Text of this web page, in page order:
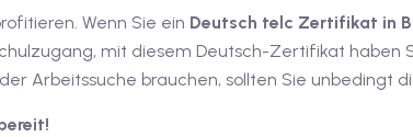
Wenn Sie ein Deutsch telc Zertifikat in
mit diesem Deutsch-Zertifikat
Arbeitssuche brauchen, sollten Sie unbedingt